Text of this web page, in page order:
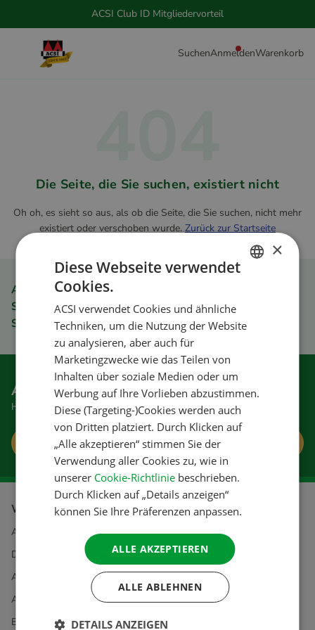
ACSI Club ID Mitgliedervorteil
SuchenAnmeldenWarenkorb
Die Seite, die Sie suchen, existiert nicht
Oh oh, es sieht so aus, als ob die Seite, die Sie suchen, nicht mehr
existiert oder verschoben wurde. Zurück zur Startseite
ACSI Club ID Mitgliedervorteil
Schnell und einfach bestellen
Sicher bezahlen
Anmelden für den Newsletter
Hier bekommen Sie gute Tipps und Sonderangebote
Anmelden
Weitere Informationen über
ACSI
Datenschutz & Cookies
Allgemeine Geschäftsbedingungen
Affiliate-Partner werden?
Bestellung und Bezahlung
DANISH
SPANISH
×
Diese Webseite verwendet
Cookies.
ACSI verwendet Cookies und ähnliche
Techniken, um die Nutzung der Website
zu analysieren, aber auch für
Marketingzwecke wie das Teilen von
Inhalten über soziale Medien oder um
Werbung auf Ihre Vorlieben abzustimmen.
Diese (Targeting-)Cookies werden auch
von Dritten platziert. Durch Klicken auf
„Alle akzeptieren“ stimmen Sie der
Verwendung aller Cookies zu, wie in
unserer Cookie-Richtlinie beschrieben.
Durch Klicken auf „Details anzeigen“
können Sie Ihre Präferenzen anpassen.
ALLE AKZEPTIEREN
ALLE ABLEHNEN
DETAILS ANZEIGEN